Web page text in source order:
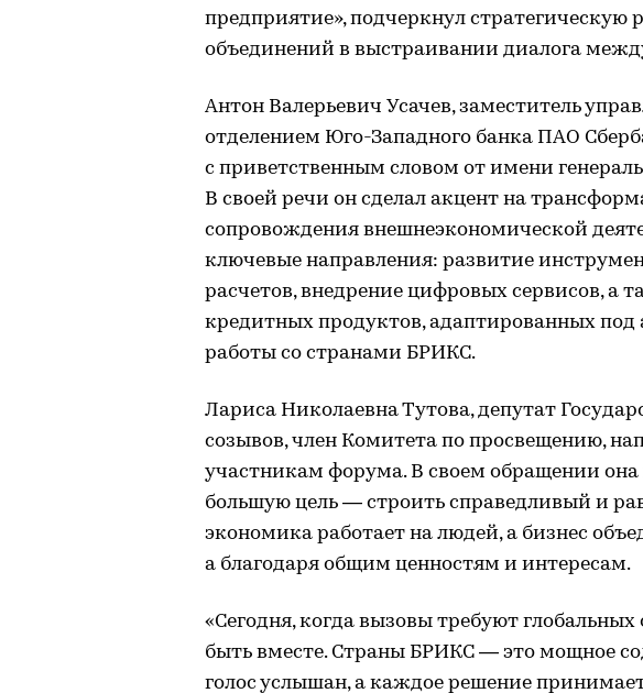
предприятие», подчеркнул стратегическую
объединений в выстраивании диалога
Антон Валерьевич Усачев, заместитель
отделением Юго-Западного банка ПАО
с приветственным словом от имени
В своей речи он сделал акцент на
сопровождения внешнеэкономической
ключевые направления: развитие
расчетов, внедрение цифровых сервисов, а
кредитных продуктов, адаптированных под
работы со странами БРИКС.
Лариса Николаевна Тутова, депутат
созывов, член Комитета по просвещению,
участникам форума. В своем обращении
большую цель — строить справедливый и
экономика работает на людей, а бизнес
а благодаря общим ценностям и интересам.
«Сегодня, когда вызовы требуют глобальных
быть вместе. Страны БРИКС — это мощное
голос услышан, а каждое решение